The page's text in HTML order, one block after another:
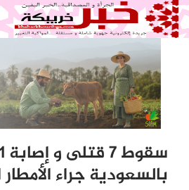
بالسعودية جراء الأمطار